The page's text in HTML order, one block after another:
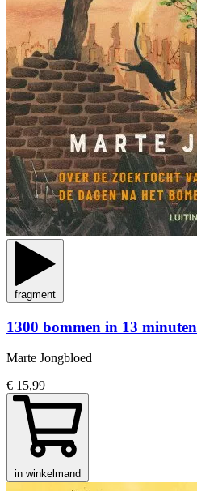
fragment
1300 bommen in 13 minuten
Marte Jongbloed
€ 15,99
in winkelmand